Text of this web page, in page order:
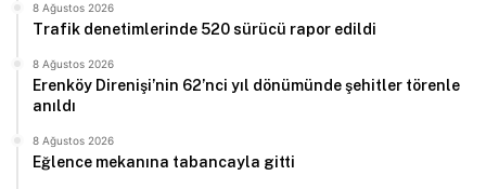
8 Ağustos 2026
Trafik denetimlerinde 520 sürücü rapor edildi
8 Ağustos 2026
Erenköy Direnişi’nin 62’nci yıl dönümünde şehitler törenle
anıldı
8 Ağustos 2026
Eğlence mekanına tabancayla gitti